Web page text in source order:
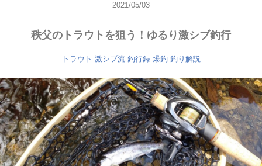
2021/05/03
秩父のトラウトを狙う！ゆるり激シブ釣行
トラウト 激シブ流 釣行録 爆釣 釣り解説